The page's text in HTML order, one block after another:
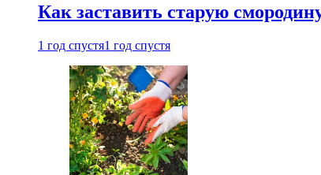
Как заставить старую
1 год спустя1 год спустя